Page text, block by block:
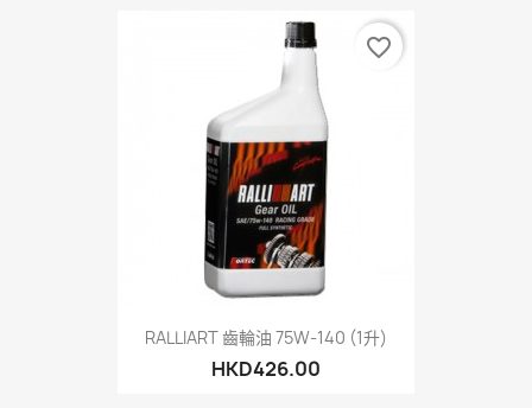
RALLIART 齒輪油 75W-140 (1升)
HKD426.00
favorite_border